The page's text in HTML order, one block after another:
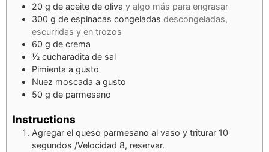
20 g de aceite de oliva y algo más para engrasar
300 g de espinacas congeladas descongeladas,
escurridas y en trozos
60 g de crema
½ cucharadita de sal
Pimienta a gusto
Nuez moscada a gusto
50 g de parmesano
Instructions
Agregar el queso parmesano al vaso y triturar 10
segundos /Velocidad 8, reservar.